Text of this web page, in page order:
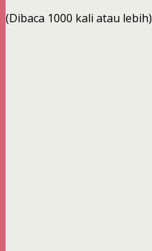
(Dibaca 1000 kali atau lebih)